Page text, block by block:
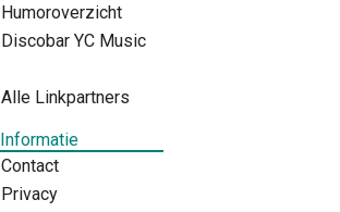
Humoroverzicht
Discobar YC Music
Alle Linkpartners
Informatie
Contact
Privacy